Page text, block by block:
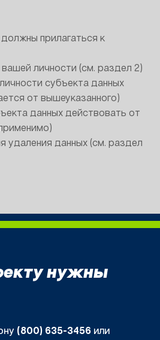
прилагаться к
личности (см. раздел 2)
субъекта данных
от вышеуказанного)
данных действовать от
удаления данных (см. раздел
нужны
(800) 635-3456 или